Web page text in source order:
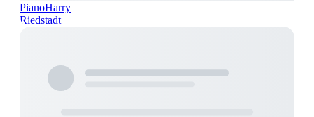
PianoHarry
Riedstadt